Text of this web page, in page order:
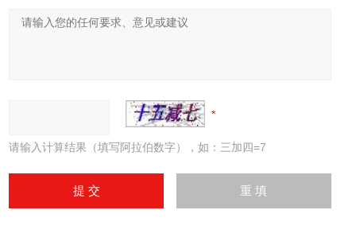
请输入计算结果（填写阿拉伯数字），如：三加四=7